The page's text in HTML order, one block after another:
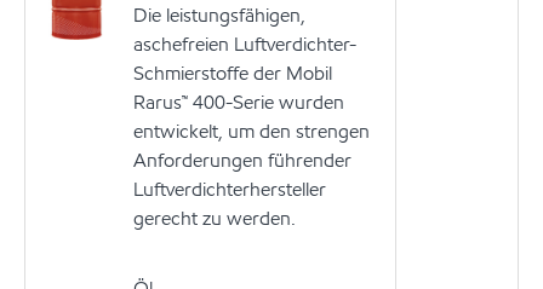
Die leistungsfähigen,
aschefreien Luftverdichter-
Schmierstoffe der Mobil
Rarus™ 400-Serie wurden
entwickelt, um den strengen
Anforderungen führender
Luftverdichterhersteller
gerecht zu werden.